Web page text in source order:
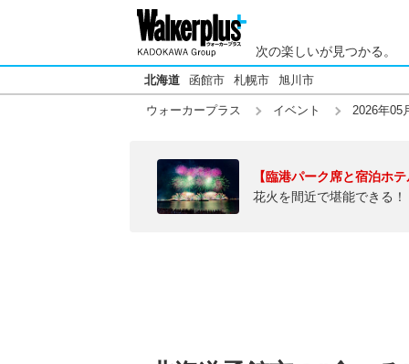
次の楽しいが見つかる。
北海道 函館市 札幌市 旭川市
ウォーカープラス イベント 2026年05
【臨港パーク席と宿泊ホ
花火を間近で堪能できる